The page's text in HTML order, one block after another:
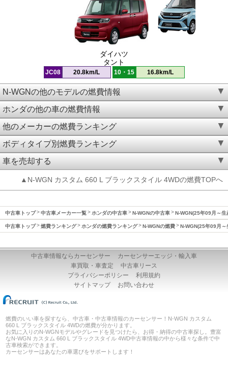
ダイハツ
タント
JC08 20.8km/L 10・15 16.8km/L
N-WGNの他のモデルの燃費情報
ホンダの他の車の燃費情報
他のメーカーの燃費ランキング
ボディタイプ別燃費ランキング
車を売却する
▲N-WGN カスタム 660 L ブラックスタイル 4WDの燃費TOPへ
中古車トップ 中古車メーカー一覧 ホンダの中古車 N-WGNの中古車 N-WGN(25年09月～生
中古車トップ 燃費ランキング ホンダの燃費ランキング N-WGNの燃費 N-WGN(25年09月
中古車情報ならカーセンサー
カーセンサーエッジ・輸入車
車買取・車査定
中古車リース
プライバシーポリシー
利用規約
サイトマップ
お問い合わせ
燃費のいい車を探すなら、中古車・中古車情報のカーセンサー！N-WGN カスタム
660 L ブラックスタイル 4WDの燃費が分かります。
お気に入りのN-WGNモデルやグレードを見つけたら、お得・納得の中古車探し。豊富
なN-WGN カスタム 660 L ブラックスタイル 4WD中古車情報の中から様々な条件で中
古車検索ができます。
カーセンサーはあなたの車選びをサポートします！